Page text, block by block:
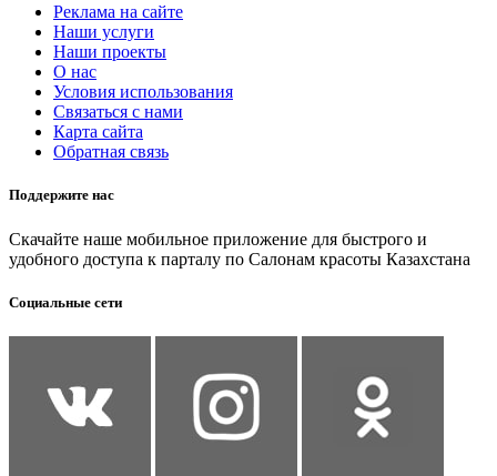
Реклама на сайте
Наши услуги
Наши проекты
О нас
Условия использования
Связаться с нами
Карта сайта
Обратная связь
Поддержите нас
Скачайте наше мобильное приложение для быстрого и
удобного доступа к парталу по Салонам красоты Казахстана
Социальные сети